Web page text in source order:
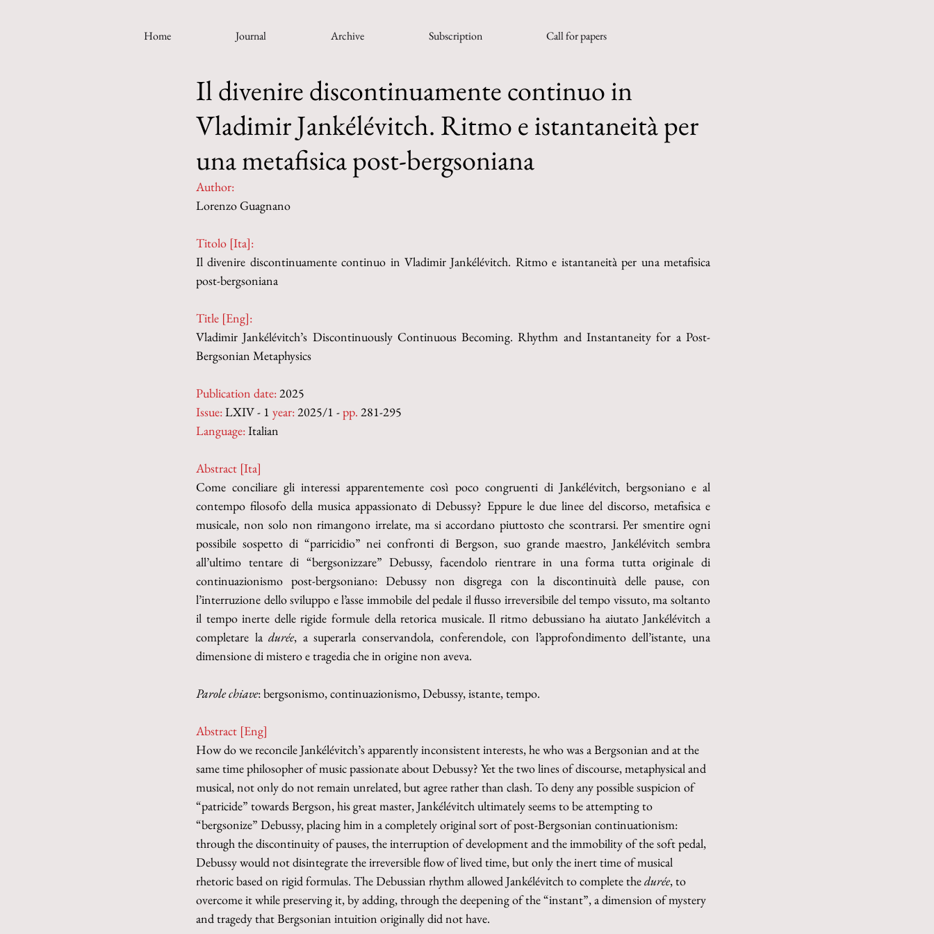
Home Journal Archive Subscription Call for papers
Il divenire discontinuamente continuo in
Vladimir Jankélévitch. Ritmo e istantaneità per
una metafisica post-bergsoniana
Author:
Lorenzo Guagnano
Titolo [Ita]:
Il divenire discontinuamente continuo in Vladimir Jankélévitch. Ritmo e istantaneità per una metafisica
post-bergsoniana
Title [Eng]:
Vladimir Jankélévitch’s Discontinuously Continuous Becoming. Rhythm and Instantaneity for a Post-
Bergsonian Metaphysics
Publication date: 2025
Issue: LXIV - 1 year: 2025/1 - pp. 281-295
Language: Italian
Abstract [Ita]
Come conciliare gli interessi apparentemente così poco congruenti di Jankélévitch, bergsoniano e al
contempo filosofo della musica appassionato di Debussy? Eppure le due linee del discorso, metafisica e
musicale, non solo non rimangono irrelate, ma si accordano piuttosto che scontrarsi. Per smentire ogni
possibile sospetto di “parricidio” nei confronti di Bergson, suo grande maestro, Jankélévitch sembra
all’ultimo tentare di “bergsonizzare” Debussy, facendolo rientrare in una forma tutta originale di
continuazionismo post-bergsoniano: Debussy non disgrega con la discontinuità delle pause, con
l’interruzione dello sviluppo e l’asse immobile del pedale il flusso irreversibile del tempo vissuto, ma soltanto
il tempo inerte delle rigide formule della retorica musicale. Il ritmo debussiano ha aiutato Jankélévitch a
completare la durée, a superarla conservandola, conferendole, con l’approfondimento dell’istante, una
dimensione di mistero e tragedia che in origine non aveva.
Parole chiave: bergsonismo, continuazionismo, Debussy, istante, tempo.
Abstract [Eng]
How do we reconcile Jankélévitch’s apparently inconsistent interests, he who was a Bergsonian and at the
same time philosopher of music passionate about Debussy? Yet the two lines of discourse, metaphysical and
musical, not only do not remain unrelated, but agree rather than clash. To deny any possible suspicion of
“patricide” towards Bergson, his great master, Jankélévitch ultimately seems to be attempting to
“bergsonize” Debussy, placing him in a completely original sort of post-Bergsonian continuationism:
through the discontinuity of pauses, the interruption of development and the immobility of the soft pedal,
Debussy would not disintegrate the irreversible flow of lived time, but only the inert time of musical
rhetoric based on rigid formulas. The Debussian rhythm allowed Jankélévitch to complete the durée, to
overcome it while preserving it, by adding, through the deepening of the “instant”, a dimension of mystery
and tragedy that Bergsonian intuition originally did not have.